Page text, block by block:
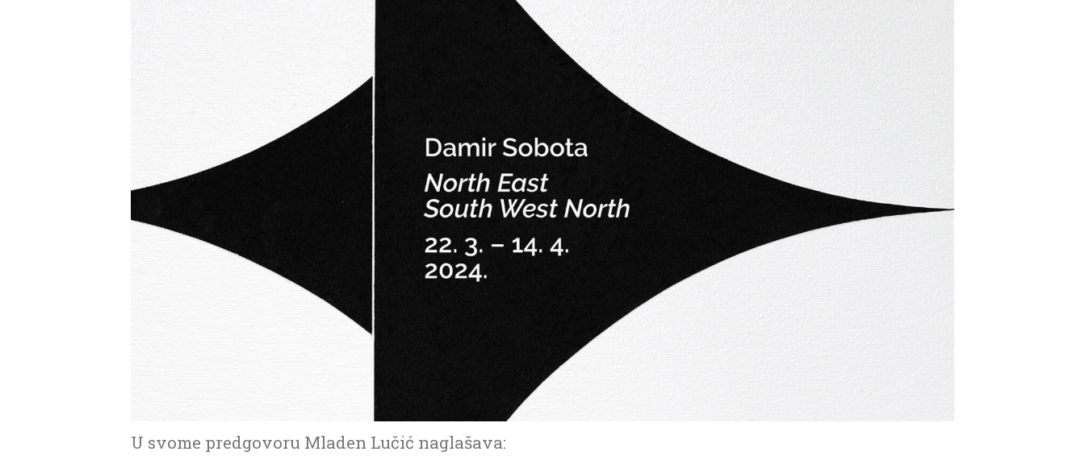
U svome predgovoru Mladen Lučić naglašava: